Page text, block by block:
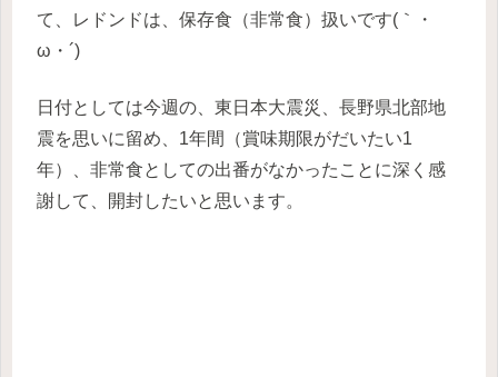
て、レドンドは、保存食（非常食）扱いです(｀・
ω・´)
日付としては今週の、東日本大震災、長野県北部地
震を思いに留め、1年間（賞味期限がだいたい1
年）、非常食としての出番がなかったことに深く感
謝して、開封したいと思います。